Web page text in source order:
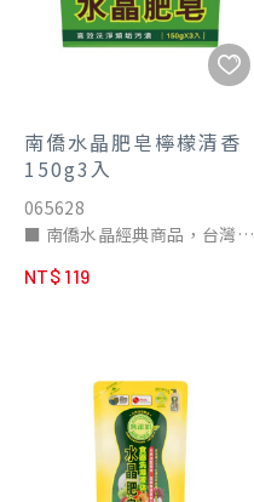
南僑水晶肥皂檸檬清香
150g3入
065628
■ 南僑水晶經典商品，台灣製
■ 清美妝刷具、手洗貼身衣
證生質含量100%
■ 美國AMA實驗室貼膚實證，
低敏不刺激
NT$ 119